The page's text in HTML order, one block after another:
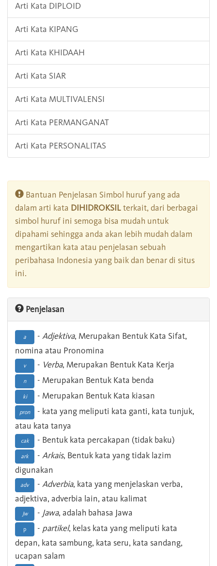
Arti Kata DIPLOID
Arti Kata KIPANG
Arti Kata KHIDAAH
Arti Kata SIAR
Arti Kata MULTIVALENSI
Arti Kata PERMANGANAT
Arti Kata PERSONALITAS
Bantuan Penjelasan Simbol huruf yang ada
dalam arti kata DIHIDROKSILterkait, dari berbagai
simbol huruf ini semoga bisa mudah untuk
dipahami sehingga anda akan lebih mudah dalam
mengartikan kata atau penjelasan sebuah
peribahasa Indonesia yang baik dan benar di situs
ini.
Penjelasan
a - Adjektiva, Merupakan Bentuk Kata Sifat,
nomina atau Pronomina
v - Verba, Merupakan Bentuk Kata Kerja
n - Merupakan Bentuk Kata benda
ki - Merupakan Bentuk Kata kiasan
pron
- kata yang meliputi kata ganti, kata tunjuk,
atau kata tanya
cak - Bentuk kata percakapan (tidak baku)
ark - Arkais, Bentuk kata yang tidak lazim
digunakan
adv - Adverbia, kata yang menjelaskan verba,
adjektiva, adverbia lain, atau kalimat
Jw - Jawa, adalah bahasa Jawa
p - partikel, kelas kata yang meliputi kata
depan, kata sambung, kata seru, kata sandang,
ucapan salam